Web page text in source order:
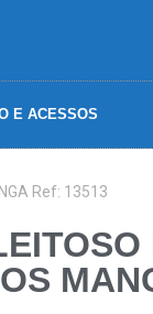
E ACESSOS
Ref: 13513